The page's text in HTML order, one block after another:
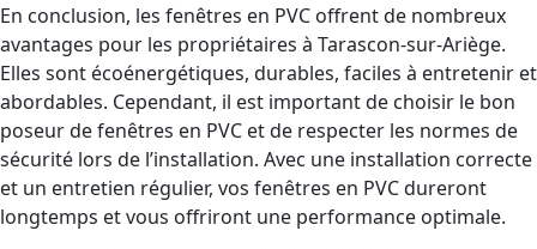
En conclusion, les fenêtres en PVC offrent de nombreux
avantages pour les propriétaires à Tarascon-sur-Ariège.
Elles sont écoénergétiques, durables, faciles à entretenir et
abordables. Cependant, il est important de choisir le bon
poseur de fenêtres en PVC et de respecter les normes de
sécurité lors de l’installation. Avec une installation correcte
et un entretien régulier, vos fenêtres en PVC dureront
longtemps et vous offriront une performance optimale.